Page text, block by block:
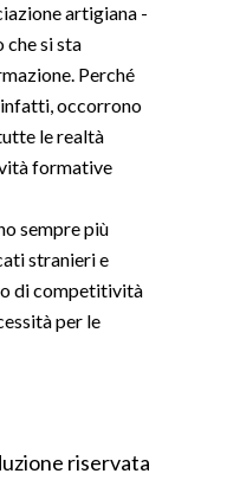
artigiana -
che si sta
Perché
occorrono
le realtà
formative
sempre più
stranieri e
di competitività
per le
riservata